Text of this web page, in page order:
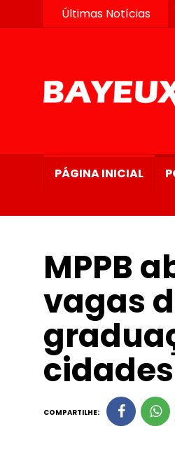
Últimas Notícias
PÁGINA INICIAL
MPPB
vagas
cidades
COMPARTILHE: